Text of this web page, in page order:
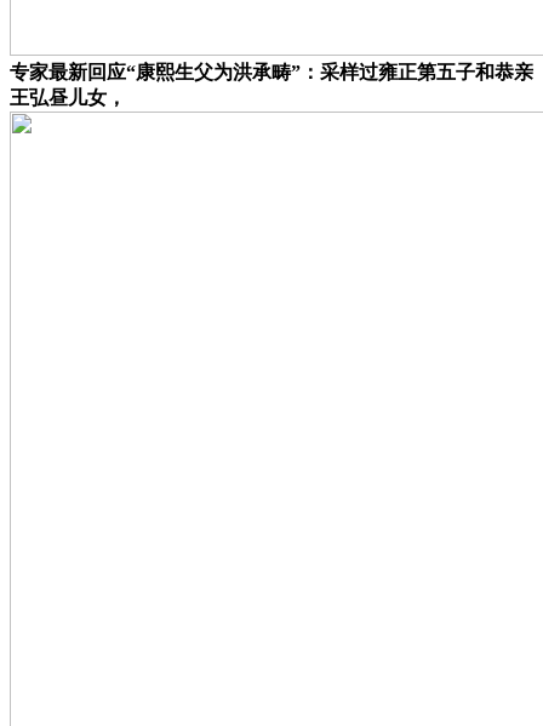
专家最新回应“康熙生父为洪承畴”：采样过雍正第五子和恭亲
王弘昼儿女，